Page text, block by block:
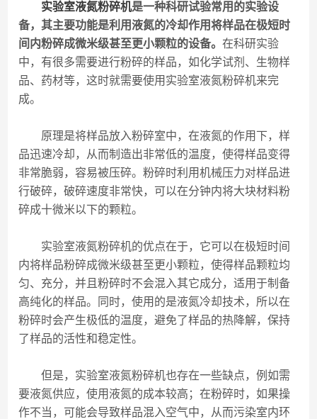
实验室液氮粉碎机是一种科研试验常用的实验设
备，其主要功能是利用液氮的冷却作用将样品在极短时
间内粉碎成微米级甚至更小颗粒的设备。在科研实验
中，有很多需要进行粉碎的样品，如化学试剂、生物样
品、药材等，这时就需要使用实验室液氮粉碎机来完
成。
原理是将样品放入粉碎室中，在液氮的作用下，样
品迅速冷却，从而制造出非常低的温度，使得样品变得
非常脆弱，容易被压碎。粉碎时利用机械压力对样品进
行破碎，破碎速度非常快，可以在分钟内将大块材料粉
碎成十微米以下的颗粒。
实验室液氮粉碎机的优点在于，它可以在极短时间
内将样品粉碎成微米级甚至更小颗粒，使得样品颗粒均
匀、充分，并且粉碎时不会混入其它成分，适用于制备
高纯化的样品。同时，使用的是液氮冷却技术，所以在
粉碎时会产生极低的温度，避免了样品的热降解，保持
了样品的活性和稳定性。
但是，实验室液氮粉碎机也存在一些缺点，例如需
要液氮供应，使用液氮的成本较高；在粉碎时，如果操
作不当，可能会导致样品混入空气中，从而污染室内环